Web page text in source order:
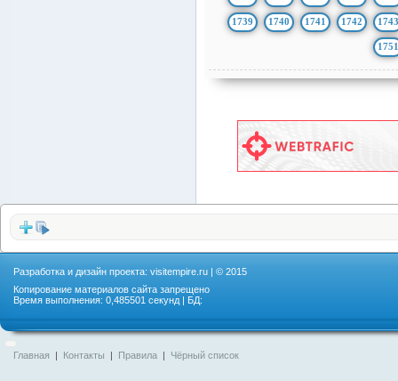
1739 1740 1741 1742 1743
1751
Разработка и дизайн проекта: visitempire.ru | © 2015
Копирование материалов сайта запрещено
Время выполнения: 0,485501 секунд | БД:
Главная | Контакты | Правила | Чёрный список